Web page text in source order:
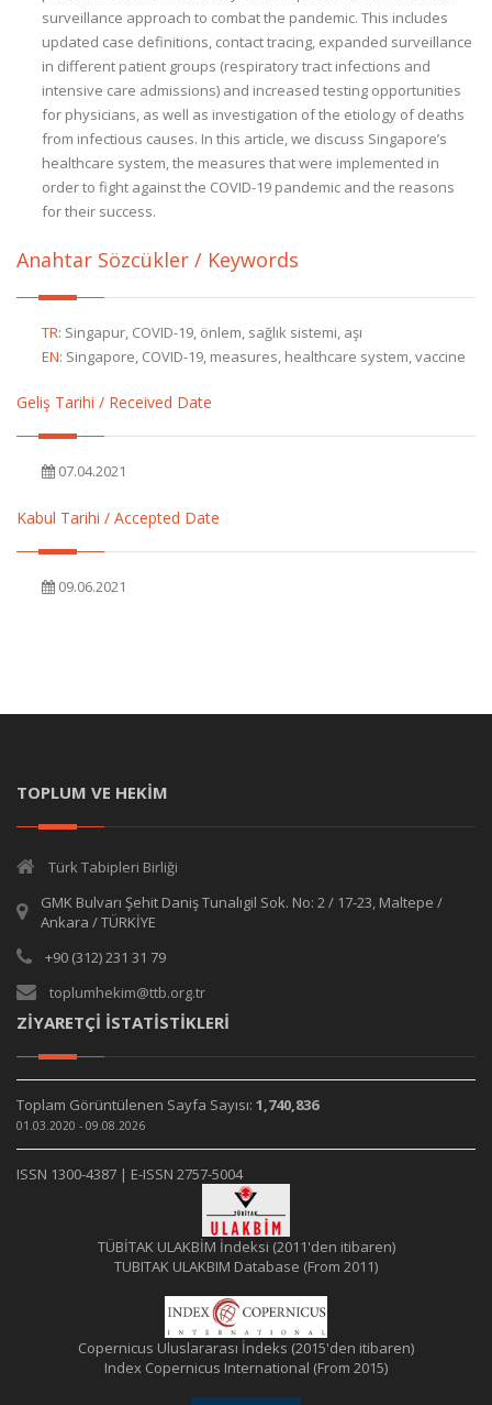
surveillance approach to combat the pandemic. This includes
updated case definitions, contact tracing, expanded surveillance
in different patient groups (respiratory tract infections and
intensive care admissions) and increased testing opportunities
for physicians, as well as investigation of the etiology of deaths
from infectious causes. In this article, we discuss Singapore’s
healthcare system, the measures that were implemented in
order to fight against the COVID-19 pandemic and the reasons
for their success.
Anahtar Sözcükler / Keywords
TR: Singapur, COVID-19, önlem, sağlık sistemi, aşı
EN: Singapore, COVID-19, measures, healthcare system, vaccine
Geliş Tarihi / Received Date
07.04.2021
Kabul Tarihi / Accepted Date
09.06.2021
TOPLUM VE HEKİM
Türk Tabipleri Birliği
GMK Bulvarı Şehit Daniş Tunalıgil Sok. No: 2 / 17-23, Maltepe /
Ankara / TÜRKİYE
+90 (312) 231 31 79
toplumhekim@ttb.org.tr
ZİYARETÇİ İSTATİSTİKLERİ
Toplam Görüntülenen Sayfa Sayısı: 1,740,836
01.03.2020 - 09.08.2026
ISSN 1300-4387 | E-ISSN 2757-5004
TÜBİTAK ULAKBİM İndeksi (2011'den itibaren)
TUBITAK ULAKBIM Database (From 2011)
Copernicus Uluslararası İndeks (2015'den itibaren)
Index Copernicus International (From 2015)